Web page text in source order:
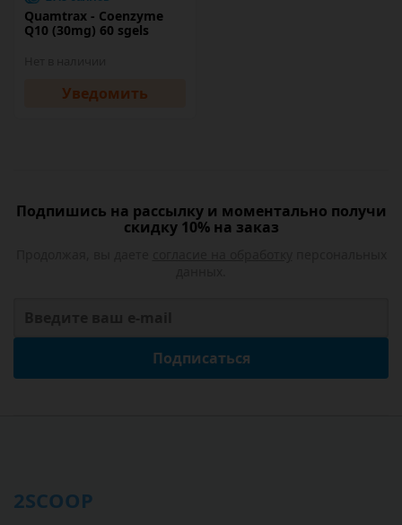
Quamtrax - Coenzyme
Q10 (30mg) 60 sgels
Уведомить
Подпишись на рассылку и моментально получи
скидку 10% на заказ
Подписаться
2SCOOP